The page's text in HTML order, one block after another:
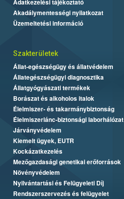
Adatkezelési tájékoztató
Akadálymentességi nyilatkozat
Üzemeltetési információ
Szakterületek
Állat-egészségügy és állatvédelem
Állategészségügyi diagnosztika
Állatgyógyászati termékek
Borászat és alkoholos italok
Élelmiszer- és takarmánybiztonság
Élelmiszerlánc-biztonsági laborhálózat
Járványvédelem
Kiemelt ügyek, EUTR
Kockázatkezelés
Mezőgazdasági genetikai erőforrások
Növényvédelem
Nyilvántartási és Felügyeleti Díj
Rendszerszervezés és felügyelet